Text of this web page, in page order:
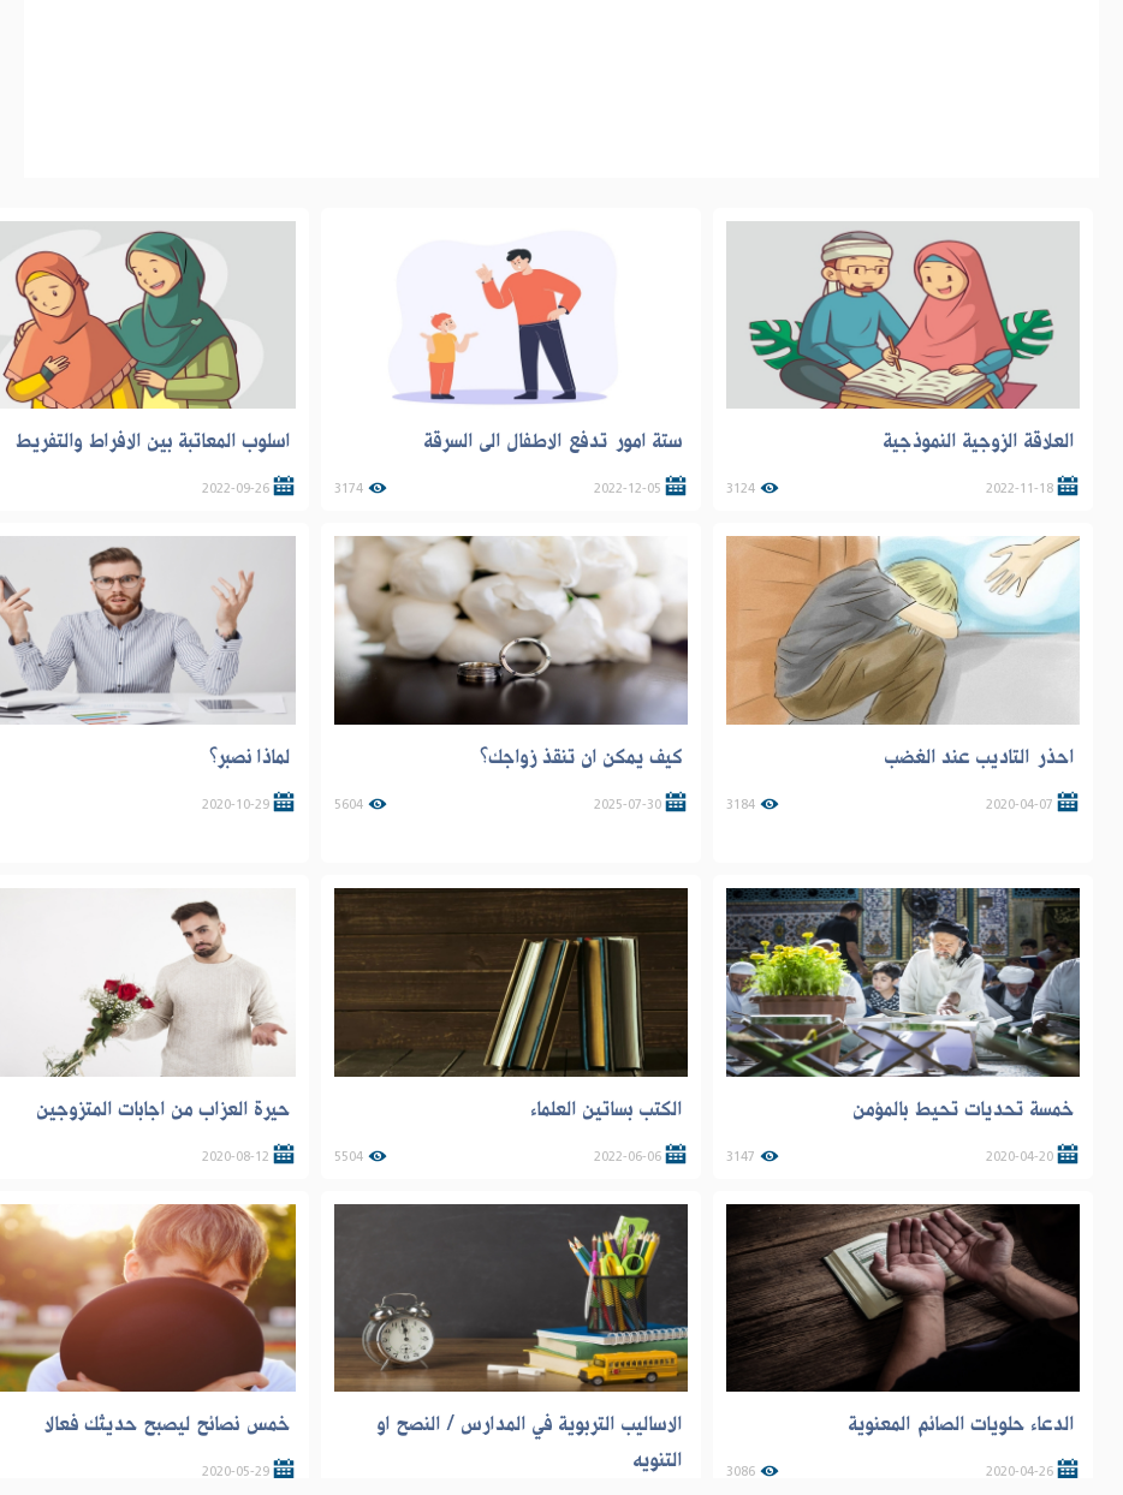
العلاقة الزوجية النموذجية
2022-11-18
3124
ستة امور تدفع الاطفال الى السرقة
2022-12-05
3174
اسلوب المعاتبة بين الافراط والتفريط
2022-09-26
احذر التاديب عند الغضب
2020-04-07
3184
كيف يمكن ان تنقذ زواجك؟
2025-07-30
5604
لماذا نصبر؟
2020-10-29
خمسة تحديات تحيط بالمؤمن
2020-04-20
3147
الكتب بساتين العلماء
2022-06-06
5504
حيرة العزاب من اجابات المتزوجين
2020-08-12
الدعاء حلويات الصائم المعنوية
2020-04-26
3086
الاساليب التربوية في المدارس / النصح او
التنويه
خمس نصائح ليصبح حديثك فعالا
2020-05-29